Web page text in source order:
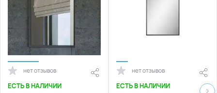
нет отзывов
ЕСТЬ В НАЛИЧИИ
нет отзывов
ЕСТЬ В НАЛИЧИИ